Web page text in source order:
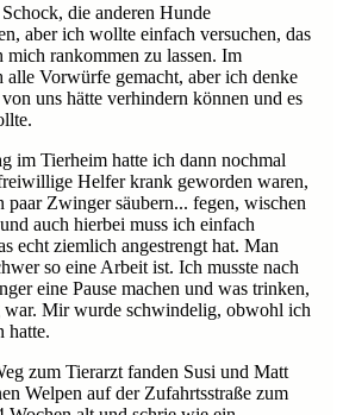
die anderen Hunde
aber ich wollte einfach versuchen, das
mich rankommen zu lassen. Im
alle Vorwürfe gemacht, aber ich denke
uns hätte verhindern können und es
im Tierheim hatte ich dann nochmal
Helfer krank geworden waren,
paar Zwinger säubern... fegen, wischen
auch hierbei muss ich einfach
echt ziemlich angestrengt hat. Man
so eine Arbeit ist. Ich musste nach
eine Pause machen und was trinken,
Mir wurde schwindelig, obwohl ich
hatte.
zum Tierarzt fanden Susi und Matt
Welpen auf der Zufahrtsstraße zum